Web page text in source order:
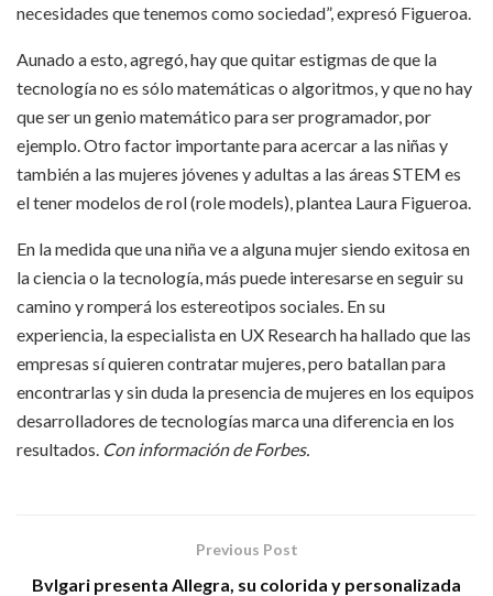
necesidades que tenemos como sociedad”, expresó Figueroa.
Aunado a esto, agregó, hay que quitar estigmas de que la
tecnología no es sólo matemáticas o algoritmos, y que no hay
que ser un genio matemático para ser programador, por
ejemplo. Otro factor importante para acercar a las niñas y
también a las mujeres jóvenes y adultas a las áreas STEM es
el tener modelos de rol (role models), plantea Laura Figueroa.
En la medida que una niña ve a alguna mujer siendo exitosa en
la ciencia o la tecnología, más puede interesarse en seguir su
camino y romperá los estereotipos sociales. En su
experiencia, la especialista en UX Research ha hallado que las
empresas sí quieren contratar mujeres, pero batallan para
encontrarlas y sin duda la presencia de mujeres en los equipos
desarrolladores de tecnologías marca una diferencia en los
resultados. Con información de Forbes.
Previous Post
Bvlgari presenta Allegra, su colorida y personalizada